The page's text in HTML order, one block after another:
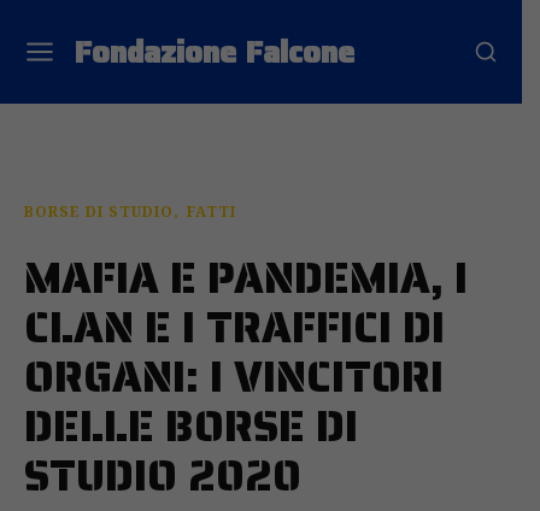
Fondazione Falcone
BORSE DI STUDIO FATTI
MAFIA E PANDEMIA, I
CLAN E I TRAFFICI DI
ORGANI: I VINCITORI
DELLE BORSE DI
STUDIO 2020